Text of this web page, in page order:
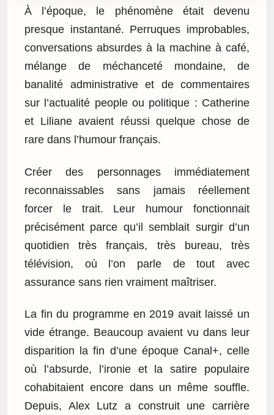
À l’époque, le phénomène était devenu
presque instantané. Perruques improbables,
conversations absurdes à la machine à café,
mélange de méchanceté mondaine, de
banalité administrative et de commentaires
sur l’actualité people ou politique : Catherine
et Liliane avaient réussi quelque chose de
rare dans l’humour français.
Créer des personnages immédiatement
reconnaissables sans jamais réellement
forcer le trait. Leur humour fonctionnait
précisément parce qu’il semblait surgir d’un
quotidien très français, très bureau, très
télévision, où l’on parle de tout avec
assurance sans rien vraiment maîtriser.
La fin du programme en 2019 avait laissé un
vide étrange. Beaucoup avaient vu dans leur
disparition la fin d’une époque Canal+, celle
où l’absurde, l’ironie et la satire populaire
cohabitaient encore dans un même souffle.
Depuis, Alex Lutz a construit une carrière